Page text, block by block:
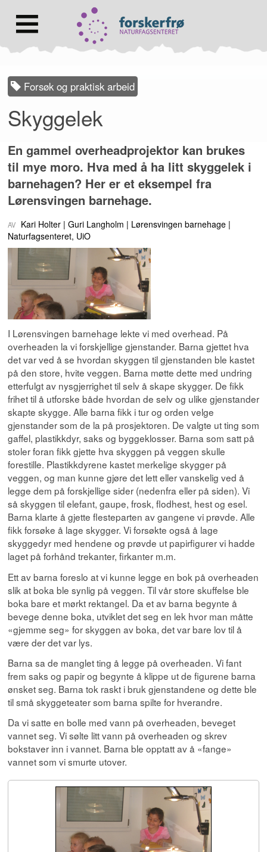
Hovedmeny
til
forsiden
Forsøk og praktisk arbeid
Skyggelek
En gammel overheadprojektor kan brukes
til mye moro. Hva med å ha litt skyggelek i
barnehagen? Her er et eksempel fra
Lørensvingen barnehage.
Kari Holter Guri Langholm
Lørensvingen barnehage
Naturfagsenteret, UiO
I Lørensvingen barnehage lekte vi med overhead. På
overheaden la vi forskjellige gjenstander. Barna gjettet hva
det var ved å se hvordan skyggen til gjenstanden ble kastet
på den store, hvite veggen. Barna møtte dette med undring
etterfulgt av nysgjerrighet til selv å skape skygger. De fikk
frihet til å utforske både hvordan de selv og ulike gjenstander
skapte skygge. Alle barna fikk i tur og orden velge
gjenstander som de la på prosjektoren. De valgte ut ting som
gaffel, plastikkdyr, saks og byggeklosser. Barna som satt på
stoler foran fikk gjette hva skyggen på veggen skulle
forestille. Plastikkdyrene kastet merkelige skygger på
veggen, og man kunne gjøre det lett eller vanskelig ved å
legge dem på forskjellige sider (nedenfra eller på siden). Vi
så skyggen til elefant, gaupe, frosk, flodhest, hest og esel.
Barna klarte å gjette flesteparten av gangene vi prøvde. Alle
fikk forsøke å lage skygger. Vi forsøkte også å lage
skyggedyr med hendene og prøvde ut papirfigurer vi hadde
laget på forhånd trekanter, firkanter m.m.
Ett av barna foreslo at vi kunne legge en bok på overheaden
slik at boka ble synlig på veggen. Til vår store skuffelse ble
boka bare et mørkt rektangel. Da et av barna begynte å
bevege denne boka, utviklet det seg en lek hvor man måtte
«gjemme seg» for skyggen av boka, det var bare lov til å
være der det var lys.
Barna sa de manglet ting å legge på overheaden. Vi fant
frem saks og papir og begynte å klippe ut de figurene barna
ønsket seg. Barna tok raskt i bruk gjenstandene og dette ble
til små skyggeteater som barna spilte for hverandre.
Da vi satte en bolle med vann på overheaden, beveget
vannet seg. Vi sølte litt vann på overheaden og skrev
bokstaver inn i vannet. Barna ble opptatt av å «fange»
vannet som vi smurte utover.